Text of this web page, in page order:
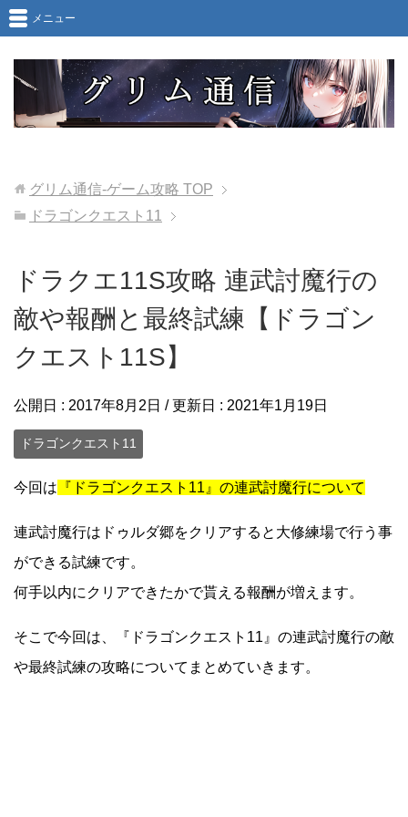
メニュー
グリム通信-ゲーム攻略 TOP
ドラゴンクエスト11
ドラクエ11S攻略 連武討魔行の
敵や報酬と最終試練【ドラゴン
クエスト11S】
公開日 : 2017年8月2日 / 更新日 : 2021年1月19日
ドラゴンクエスト11
今回は 『ドラゴンクエスト11』の連武討魔行について
連武討魔行はドゥルダ郷をクリアすると大修練場で行う事
ができる試練です。
何手以内にクリアできたかで貰える報酬が増えます。
そこで今回は、『ドラゴンクエスト11』の連武討魔行の敵
や最終試練の攻略についてまとめていきます。